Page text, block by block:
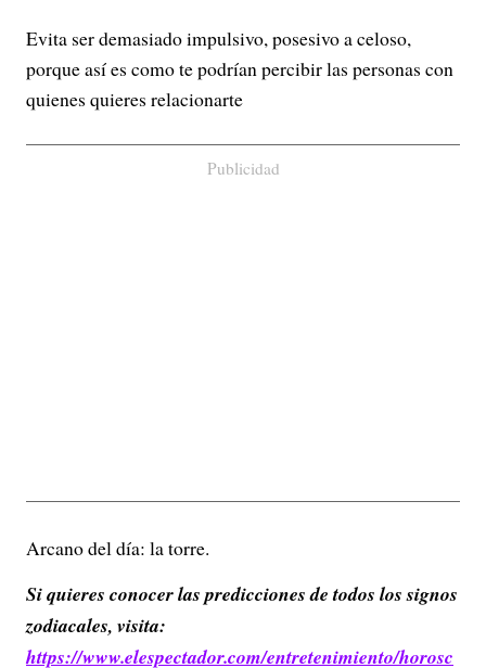
Evita ser demasiado impulsivo, posesivo a celoso,
porque así es como te podrían percibir las personas con
quienes quieres relacionarte
Publicidad
Arcano del día: la torre.
Si quieres conocer las predicciones de todos los signos
zodiacales, visita:
https://www.elespectador.com/entretenimiento/horosc